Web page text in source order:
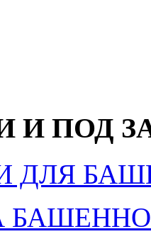
И ПОД
ДЛЯ